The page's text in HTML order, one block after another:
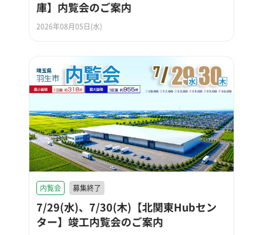
庫】内覧会のご案内
2026年08月05日(水)
内覧会 募集終了
7/29(水)、7/30(木)【北関東Hubセン
ター】竣工内覧会のご案内